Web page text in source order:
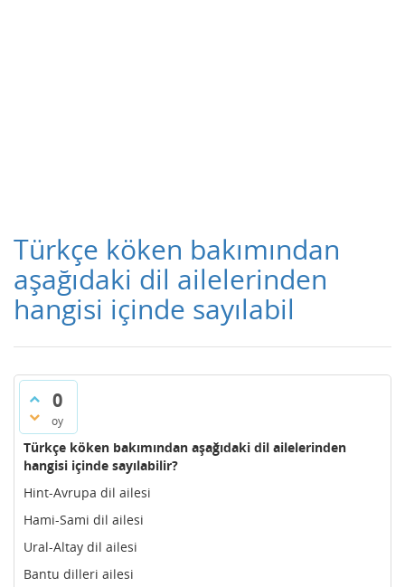
Türkçe köken bakımından
aşağıdaki dil ailelerinden
hangisi içinde sayılabil
0
oy
Türkçe köken bakımından aşağıdaki dil ailelerinden
hangisi içinde sayılabilir?
Hint-Avrupa dil ailesi
Hami-Sami dil ailesi
Ural-Altay dil ailesi
Bantu dilleri ailesi